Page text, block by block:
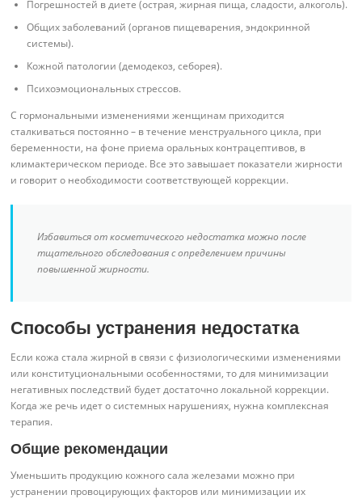
Погрешностей в диете (острая, жирная пища, сладости, алкоголь).
Общих заболеваний (органов пищеварения, эндокринной
системы).
Кожной патологии (демодекоз, себорея).
Психоэмоциональных стрессов.
С гормональными изменениями женщинам приходится
сталкиваться постоянно – в течение менструального цикла, при
беременности, на фоне приема оральных контрацептивов, в
климактерическом периоде. Все это завышает показатели жирности
и говорит о необходимости соответствующей коррекции.
Избавиться от косметического недостатка можно после
тщательного обследования с определением причины
повышенной жирности.
Способы устранения недостатка
Если кожа стала жирной в связи с физиологическими изменениями
или конституциональными особенностями, то для минимизации
негативных последствий будет достаточно локальной коррекции.
Когда же речь идет о системных нарушениях, нужна комплексная
терапия.
Общие рекомендации
Уменьшить продукцию кожного сала железами можно при
устранении провоцирующих факторов или минимизации их